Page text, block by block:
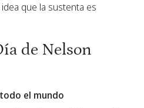
que la sustenta es
de Nelson
el mundo